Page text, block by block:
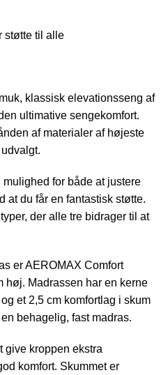
støtte til alle
klassisk elevationsseng af
ultimative sengekomfort.
af materialer af højeste
for både at justere
at du får en fantastisk støtte.
der alle tre bidrager til at
er AEROMAX Comfort
høj. Madrassen har en kerne
et 2,5 cm komfortlag i skum
behagelig, fast madras.
give kroppen ekstra
komfort. Skummet er